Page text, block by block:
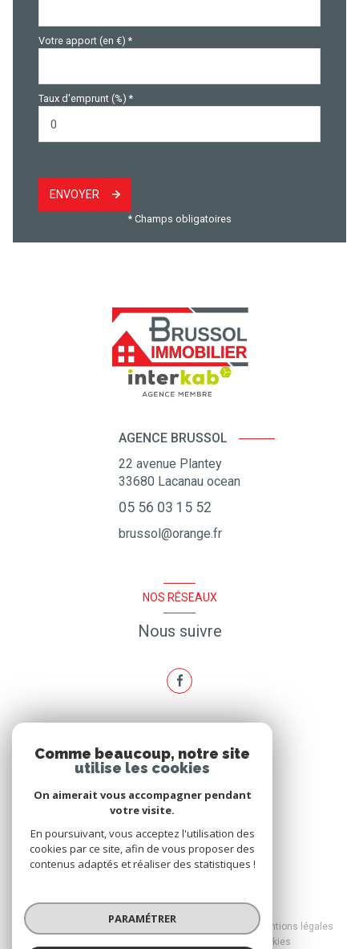
Votre apport (en €) *
Taux d'emprunt (%) *
ENVOYER
* Champs obligatoires
AGENCE BRUSSOL
22 avenue Plantey
33680 Lacanau ocean
05 56 03 15 52
brussol@orange.fr
NOS RÉSEAUX
Nous suivre
Nous adhérons
© 2026 | Tous droits réservés
Nos honoraires
Nos partenaires
Mentions légales
Cookies
Comme beaucoup, notre site
utilise les cookies
On aimerait vous accompagner pendant
votre visite.
En poursuivant, vous acceptez l'utilisation des
cookies par ce site, afin de vous proposer des
contenus adaptés et réaliser des statistiques !
PARAMÉTRER